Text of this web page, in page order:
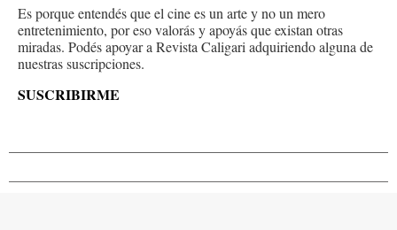
Es porque entendés que el cine es un arte y no un mero
entretenimiento, por eso valorás y apoyás que existan otras
miradas. Podés apoyar a Revista Caligari adquiriendo alguna de
nuestras suscripciones.
SUSCRIBIRME